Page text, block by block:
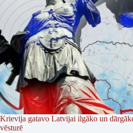
Krievija gatavo Latvijai ilgāko un
vēsturē